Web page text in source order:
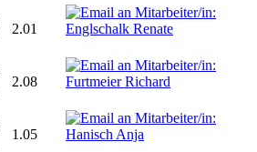
2.01
2.08
1.05